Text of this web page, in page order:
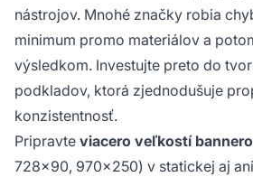
nástrojov. Mnohé značky robia
minimum promo materiálov a
výsledkom. Investujte preto do
podkladov, ktorá zjednodušuje
konzistentnosť.
Pripravte viacero veľkostí
728x90, 970x250) v statickej aj